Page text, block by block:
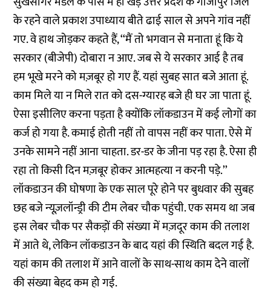
के रहने वाले प्रकाश उपाध्याय बीते ढाई साल से अपने गांव नहीं
गए. वे हाथ जोड़कर कहते हैं, ‘‘मैं तो भगवान से मनाता हूं कि ये
सरकार (बीजेपी) दोबारा न आए. जब से ये सरकार आई है तब
हम भूखे मरने को मज़बूर हो गए हैं. यहां सुबह सात बजे आता हूं.
काम मिले या न मिले रात को दस-ग्यारह बजे ही घर जा पाता हूं.
ऐसा इसीलिए करना पड़ता है क्योंकि लॉकडाउन में कई लोगों का
कर्ज हो गया है. कमाई होती नहीं तो वापस नहीं कर पाता. ऐसे में
उनके सामने नहीं आना चाहता. डर-डर के जीना पड़ रहा है. ऐसा ही
रहा तो किसी दिन मज़बूर होकर आत्महत्या न करनी पड़े.’’
लॉकडाउन की घोषणा के एक साल पूरे होने पर बुधवार की सुबह
छह बजे न्यूज़लॉन्ड्री की टीम लेबर चौक पहुंची. एक समय था जब
इस लेबर चौक पर सैकड़ों की संख्या में मज़दूर काम की तलाश
में आते थे, लेकिन लॉकडाउन के बाद यहां की स्थिति बदल गई है.
यहां काम की तलाश में आने वालों के साथ-साथ काम देने वालों
की संख्या बेहद कम हो गई.